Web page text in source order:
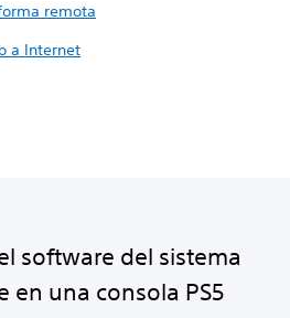
remota
a Internet
software del sistema
en una consola PS5